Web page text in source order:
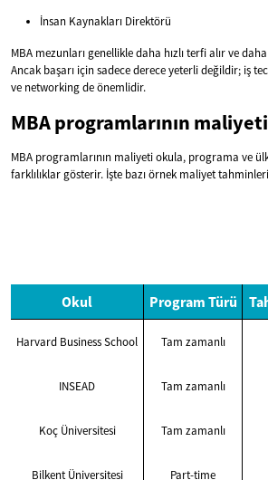
İnsan Kaynakları Direktörü
MBA mezunları genellikle daha hızlı terfi alır ve
Ancak başarı için sadece derece yeterli değildir; iş
ve networking de önemlidir.
MBA programlarının
MBA programlarının maliyeti okula, programa ve
farklılıklar gösterir. İşte bazı örnek maliyet
Okul Program Türü
Harvard Business School Tam zamanlı
INSEAD Tam zamanlı
Koç Üniversitesi Tam zamanlı
Bilkent Üniversitesi Part-time